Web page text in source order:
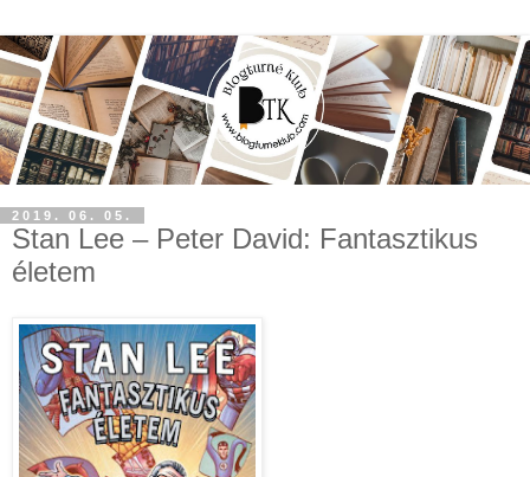
2019. 06. 05.
Stan Lee – Peter David: Fantasztikus
életem